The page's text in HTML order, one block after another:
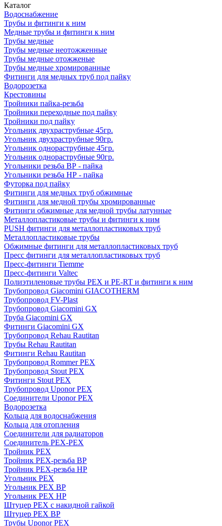
Каталог
Водоснабжение
Трубы и фитинги к ним
Медные трубы и фитинги к ним
Трубы медные
Трубы медные неотожженные
Трубы медные отожженые
Трубы медные хромированные
Фитинги для медных труб под пайку
Водорозетка
Крестовины
Тройники пайка-резьба
Тройники переходные под пайку
Тройники под пайку
Угольник двухраструбные 45гр.
Угольник двухраструбные 90гр.
Угольник однораструбные 45гр.
Угольник однораструбные 90гр.
Угольники резьба ВР - пайка
Угольники резьба НР - пайка
Футорка под пайку
Фитинги для медных труб обжимные
Фитинги для медной трубы хромированные
Фитинги обжимные для медной трубы латунные
Металлопластиковые трубы и фитинги к ним
PUSH фитинги для металлопластиковых труб
Металлопластиковые трубы
Обжимные фитинги для металлопластиковых труб
Пресс фитинги для металлопластиковых труб
Пресс-фитинги Tiemme
Пресс-фитинги Valtec
Полиэтиленовые трубы PEX и PE-RT и фитинги к ним
Трубопровод Giacomini GIACOTHERM
Трубопровод FV-Plast
Трубопровод Giacomini GX
Труба Giacomini GX
Фитинги Giacomini GX
Трубопровод Rehau Rautitan
Трубы Rehau Rautitan
Фитинги Rehau Rautitan
Трубопровод Rommer PEX
Трубопровод Stout PEX
Фитинги Stout PEX
Трубопровод Uponor PEX
Соединители Uponor PEX
Водорозетка
Кольца для водоснабжения
Кольца для отопления
Соединители для радиаторов
Соединитель PEX-PEX
Тройник PEX
Тройник PEX-резьба ВР
Тройник PEX-резьба НР
Угольник PEX
Угольник PEX ВР
Угольник PEX НР
Штуцер PEX c накидной гайкой
Штуцер PEX ВР
Трубы Uponor PEX